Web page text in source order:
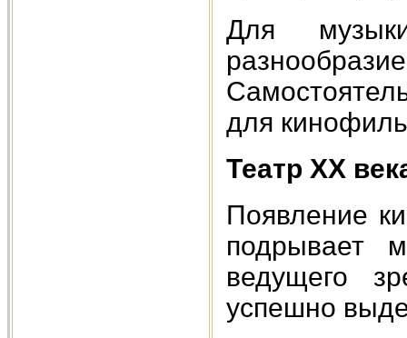
Для
для
Театр ХХ
Появление
подрывает
ведущего
успешно